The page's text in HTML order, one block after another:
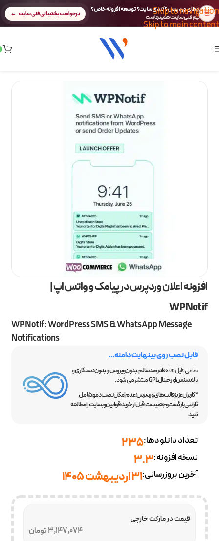
Skip to navigation
Skip to main content
🚨 خطای وردپرس؟ کندی سایت؟ توسعه افزونه خاص؟
تیم فنی سایتت همینجاست درخواست پشتیبانی فنی سایت
افزونه اعلان وردپرس در پیامک و واتس اپ |
WPNotif
WPNotif: WordPress SMS & WhatsApp Message
Notifications
قابل نصب روی بینهایت دامنه...
تمامی فایل ها،100 درصد سالم ،بدون ویروسوبدون دستکاریو
بالایسنس اورجینال GPL
منتشر می شود.
*کاربران عزیز قالب‌های وردپرس؛ عدم امکان نصب دمو، شامل
گارانتی بازگشت وجه نیست. قبل از خرید، قوانین وبسایت را مطالعه
کنید.
تعداد دانلودها:235
نسخه افزونه:3.3
آخرین بروزرسانی:31 اردیبهشت 1405
3,147,074 تومان
قیمت در مارکت خارجی